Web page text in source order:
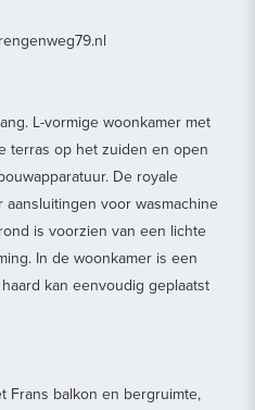
L-vormige woonkamer met
terras op het zuiden en open
De royale
voor wasmachine
is voorzien van een lichte
In de woonkamer is een
kan eenvoudig geplaatst
Frans balkon en bergruimte,